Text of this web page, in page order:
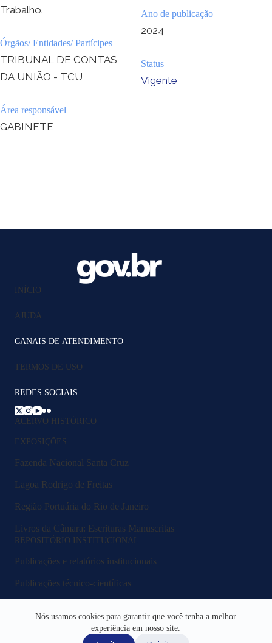
Nós usamos cookies para garantir que você tenha a melhor
experiência em nosso site.
Trabalho.
Órgãos/ Entidades/ Partícipes
TRIBUNAL DE CONTAS
DA UNIÃO - TCU
Área responsável
GABINETE
Ano de publicação
2024
Status
Vigente
INÍCIO
AJUDA
CANAIS DE ATENDIMENTO
TERMOS DE USO
REDES SOCIAIS
ACERVO HISTÓRICO
EXPOSIÇÕES
Fazenda Nacional Santa Cruz
Lagoa Rodrigo de Freitas
Região Portuária do Rio de Janeiro
Livros da Câmara: Escrituras Manuscritas
REPOSITÓRIO INSTITUCIONAL
Publicações e relatórios institucionais
Publicações técnico-científicas
Fluxos e procedimentos